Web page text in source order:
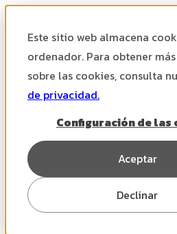
Este sitio web almacena
ordenador. Para obtener
sobre las cookies, consulta
de privacidad.
Configuración de las
Aceptar
Declinar
Skip to content
Contabiliza automáticamente
facturas de tus clientes